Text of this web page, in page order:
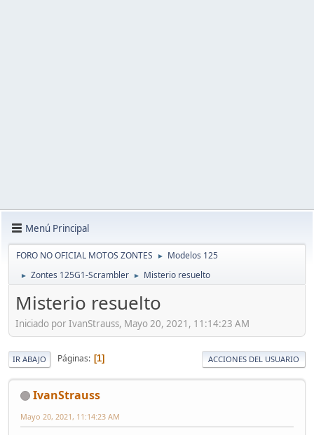
Menú Principal
FORO NO OFICIAL MOTOS ZONTES ► Modelos 125
► Zontes 125G1-Scrambler ► Misterio resuelto
Misterio resuelto
Iniciado por IvanStrauss, Mayo 20, 2021, 11:14:23 AM
IR ABAJO Páginas 1 ACCIONES DEL USUARIO
IvanStrauss
Mayo 20, 2021, 11:14:23 AM